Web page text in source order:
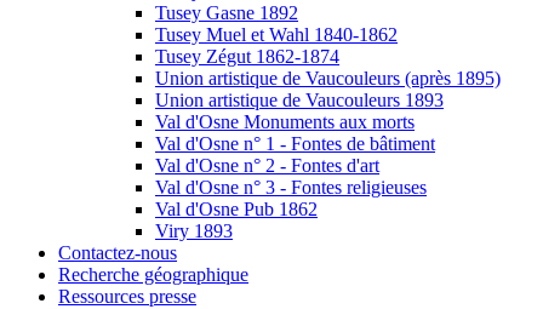
Tusey Gasne 1892
Tusey Muel et Wahl 1840-1862
Tusey Zégut 1862-1874
Union artistique de Vaucouleurs (après 1895)
Union artistique de Vaucouleurs 1893
Val d'Osne Monuments aux morts
Val d'Osne n° 1 - Fontes de bâtiment
Val d'Osne n° 2 - Fontes d'art
Val d'Osne n° 3 - Fontes religieuses
Val d'Osne Pub 1862
Viry 1893
Contactez-nous
Recherche géographique
Ressources presse